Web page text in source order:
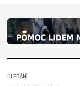
HLEDÁNÍ